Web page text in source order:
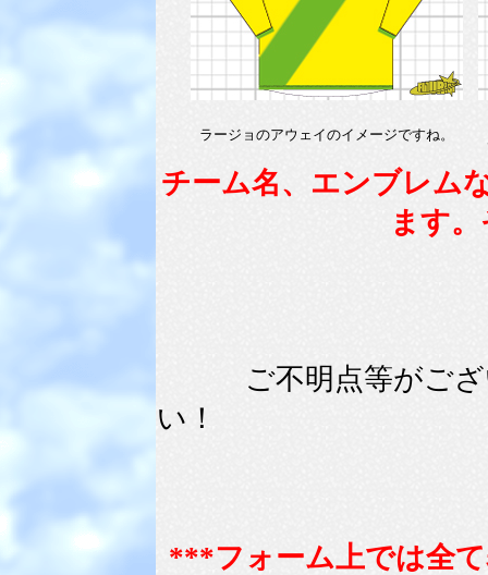
ラージョのアウェイのイメージですね。
チーム名、エンブレム
ます
ご不明点等がござい
い！
***フォーム上では全